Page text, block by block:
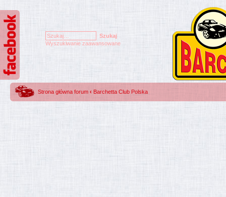
Wyszukiwanie zaawansowane
Strona główna forum ‹ Barchetta Club Polska